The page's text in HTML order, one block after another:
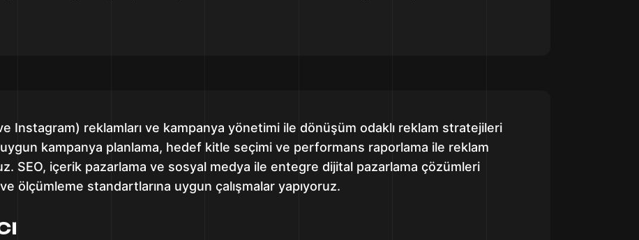
Instagram) reklamları ve kampanya yönetimi ile dönüşüm odaklı reklam stratejileri
kampanya planlama, hedef kitle seçimi ve performans raporlama ile reklam
SEO, içerik pazarlama ve sosyal medya ile entegre dijital pazarlama çözümleri
ölçümleme standartlarına uygun çalışmalar yapıyoruz.